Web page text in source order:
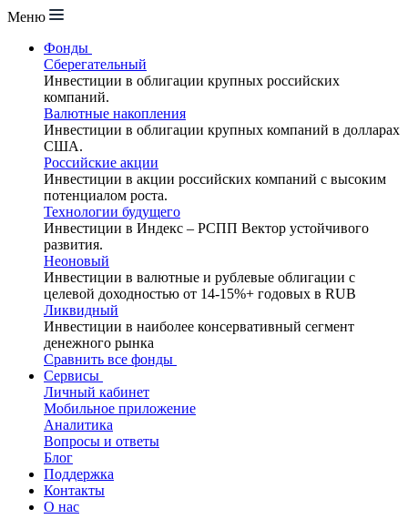
Меню
Фонды
Сберегательный
Инвестиции в облигации крупных российских
компаний.
Валютные накопления
Инвестиции в облигации крупных компаний в долларах
США.
Российские акции
Инвестиции в акции российских компаний с высоким
потенциалом роста.
Технологии будущего
Инвестиции в Индекс – РСПП Вектор устойчивого
развития.
Неоновый
Инвестиции в валютные и рублевые облигации с
целевой доходностью от 14-15%+ годовых в RUB
Ликвидный
Инвестиции в наиболее консервативный сегмент
денежного рынка
Сравнить все фонды
Сервисы
Личный кабинет
Мобильное приложение
Аналитика
Вопросы и ответы
Блог
Поддержка
Контакты
О нас